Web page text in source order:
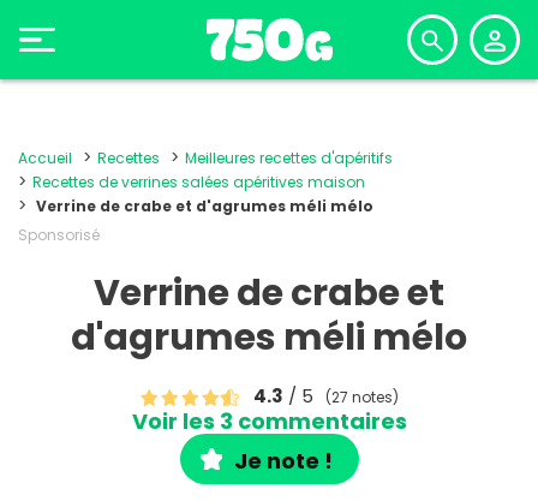
Accueil Recettes
Meilleures recettes d'apéritifs
Recettes de verrines salées apéritives maison
Verrine de crabe et d'agrumes méli mélo
Sponsorisé
Verrine de crabe et
d'agrumes méli mélo
4.3 / 5 (27 notes)
Voir les 3 commentaires
Je note !